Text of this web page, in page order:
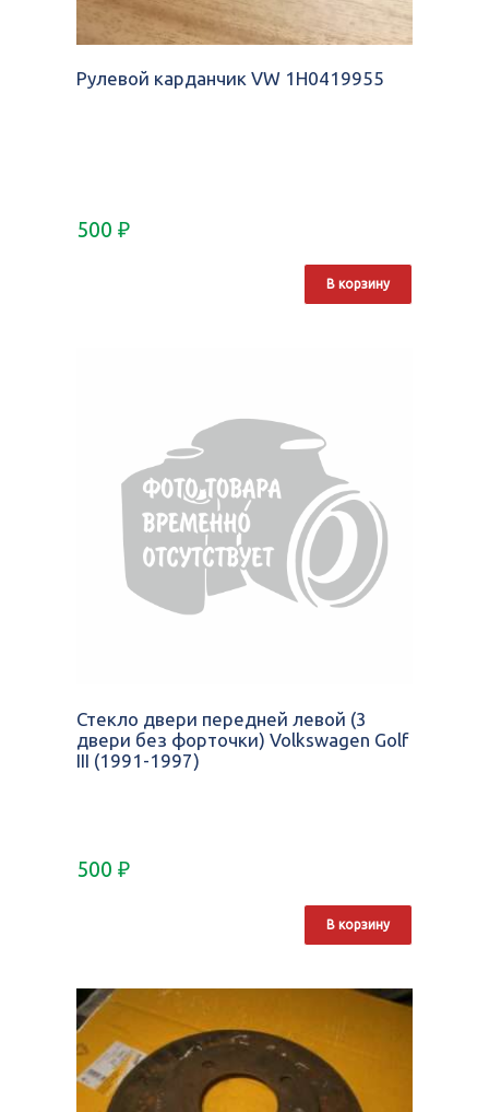
Рулевой карданчик VW 1H0419955
500 ₽
В корзину
Стекло двери передней левой (3
двери без форточки) Volkswagen Golf
III (1991-1997)
500 ₽
В корзину